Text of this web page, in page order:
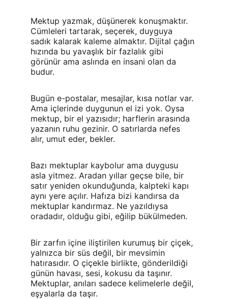
Mektup yazmak, düşünerek konuşmaktır.
Cümleleri tartarak, seçerek, duyguya
sadık kalarak kaleme almaktır. Dijital çağın
hızında bu yavaşlık bir fazlalık gibi
görünür ama aslında en insani olan da
budur.
Bugün e-postalar, mesajlar, kısa notlar var.
Ama içlerinde duygunun el izi yok. Oysa
mektup, bir el yazısıdır; harflerin arasında
yazanın ruhu gezinir. O satırlarda nefes
alır, umut eder, bekler.
Bazı mektuplar kaybolur ama duygusu
asla yitmez. Aradan yıllar geçse bile, bir
satır yeniden okunduğunda, kalpteki kapı
aynı yere açılır. Hafıza bizi kandırsa da
mektuplar kandırmaz. Ne yazıldıysa
oradadır, olduğu gibi, eğilip bükülmeden.
Bir zarfın içine iliştirilen kurumuş bir çiçek,
yalnızca bir süs değil, bir mevsimin
hatırasıdır. O çiçekle birlikte, gönderildiği
günün havası, sesi, kokusu da taşınır.
Mektuplar, anıları sadece kelimelerle değil,
eşyalarla da taşır.